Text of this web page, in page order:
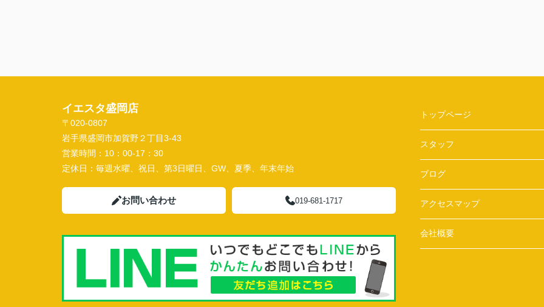
イエスタ盛岡店
〒020-0807
岩手県盛岡市加賀野２丁目3-43
営業時間： 10：00-17：30
定休日： 毎週水曜、祝日、第3日曜日、GW、夏季、年末年始
お問い合わせ 019-681-1717
トップページ
スタッフ
ブログ
アクセスマップ
会社概要